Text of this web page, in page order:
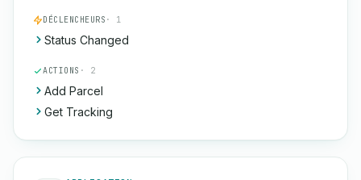
DÉCLENCHEURS · 1
Status Changed
ACTIONS · 2
Add Parcel
Get Tracking